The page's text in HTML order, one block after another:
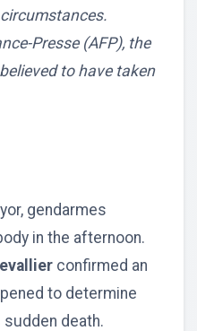
Presse (AFP), the
to have taken
gendarmes
in the afternoon.
confirmed an
to determine
death.